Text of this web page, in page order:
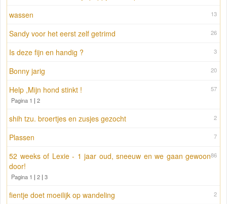
13
wassen
26
Sandy voor het eerst zelf getrimd
3
Is deze fijn en handig ?
20
Bonny jarig
57
Help ,Mijn hond stinkt !
Pagina 1 | 2
2
shih tzu. broertjes en zusjes gezocht
7
Plassen
86
52 weeks of Lexie - 1 jaar oud, sneeuw en we gaan gewoon
door!
Pagina 1 | 2 | 3
2
fientje doet moeilijk op wandeling